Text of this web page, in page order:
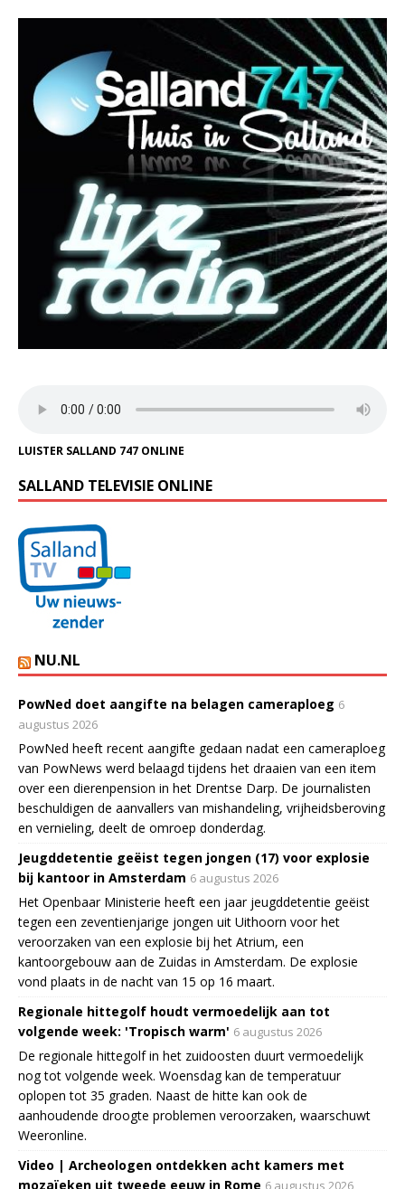
LUISTER SALLAND 747 ONLINE
SALLAND TELEVISIE ONLINE
NU.NL
PowNed doet aangifte na belagen cameraploeg 6
augustus 2026
PowNed heeft recent aangifte gedaan nadat een cameraploeg
van PowNews werd belaagd tijdens het draaien van een item
over een dierenpension in het Drentse Darp. De journalisten
beschuldigen de aanvallers van mishandeling, vrijheidsberoving
en vernieling, deelt de omroep donderdag.
Jeugddetentie geëist tegen jongen (17) voor explosie
bij kantoor in Amsterdam 6 augustus 2026
Het Openbaar Ministerie heeft een jaar jeugddetentie geëist
tegen een zeventienjarige jongen uit Uithoorn voor het
veroorzaken van een explosie bij het Atrium, een
kantoorgebouw aan de Zuidas in Amsterdam. De explosie
vond plaats in de nacht van 15 op 16 maart.
Regionale hittegolf houdt vermoedelijk aan tot
volgende week: 'Tropisch warm' 6 augustus 2026
De regionale hittegolf in het zuidoosten duurt vermoedelijk
nog tot volgende week. Woensdag kan de temperatuur
oplopen tot 35 graden. Naast de hitte kan ook de
aanhoudende droogte problemen veroorzaken, waarschuwt
Weeronline.
Video | Archeologen ontdekken acht kamers met
mozaïeken uit tweede eeuw in Rome 6 augustus 2026